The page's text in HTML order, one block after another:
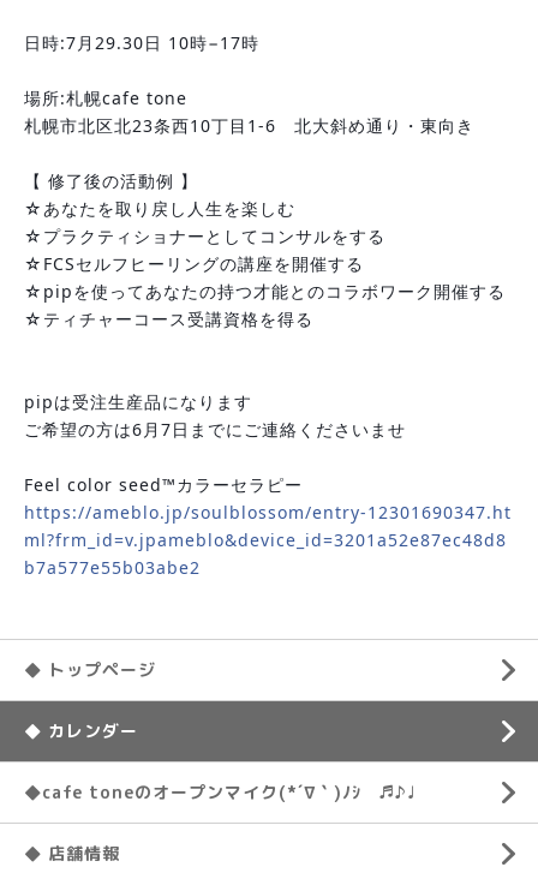
日時:7月29.30日 10時−17時
場所:札幌cafe tone
札幌市北区北23条西10丁目1-6　北大斜め通り・東向き
【 修了後の活動例 】
☆あなたを取り戻し人生を楽しむ
☆プラクティショナーとしてコンサルをする
☆FCSセルフヒーリングの講座を開催する
☆pipを使ってあなたの持つ才能とのコラボワーク開催する
☆ティチャーコース受講資格を得る
pipは受注生産品になります
ご希望の方は6月7日までにご連絡くださいませ
Feel color seed™️カラーセラピー
https://ameblo.jp/soulblossom/entry-12301690347.ht
ml?frm_id=v.jpameblo&device_id=3201a52e87ec48d8
b7a577e55b03abe2
◆ トップページ
◆ カレンダー
◆cafe toneのオープンマイク(*´∇｀)ﾉｼ ♬♪♩
◆ 店舗情報